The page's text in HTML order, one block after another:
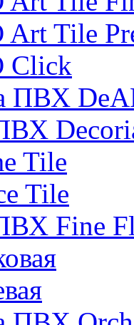
Art Tile
Click
ПВХ
Tile
Tile
Fine